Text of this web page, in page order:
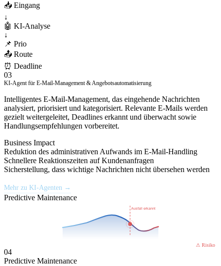
📥 Eingang
↓
🤖 KI-Analyse
↓
📌 Prio
📤 Route
⏰ Deadline
03
KI-Agent für E-Mail-Management & Angebotsautomatisierung
Intelligentes E-Mail-Management, das eingehende Nachrichten
analysiert, priorisiert und kategorisiert. Relevante E-Mails werden
gezielt weitergeleitet, Deadlines erkannt und überwacht sowie
Handlungsempfehlungen vorbereitet.
Business Impact
Reduktion des administrativen Aufwands im E-Mail-Handling
Schnellere Reaktionszeiten auf Kundenanfragen
Sicherstellung, dass wichtige Nachrichten nicht übersehen werden
Mehr zu KI-Agenten →
Predictive Maintenance
Ausfall erkannt
⚠ Risiko
04
Predictive Maintenance